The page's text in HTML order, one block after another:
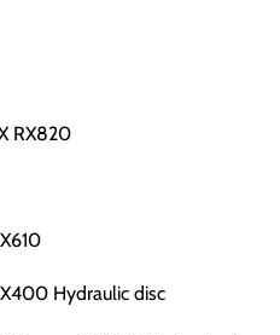
RX820
Hydraulic disc